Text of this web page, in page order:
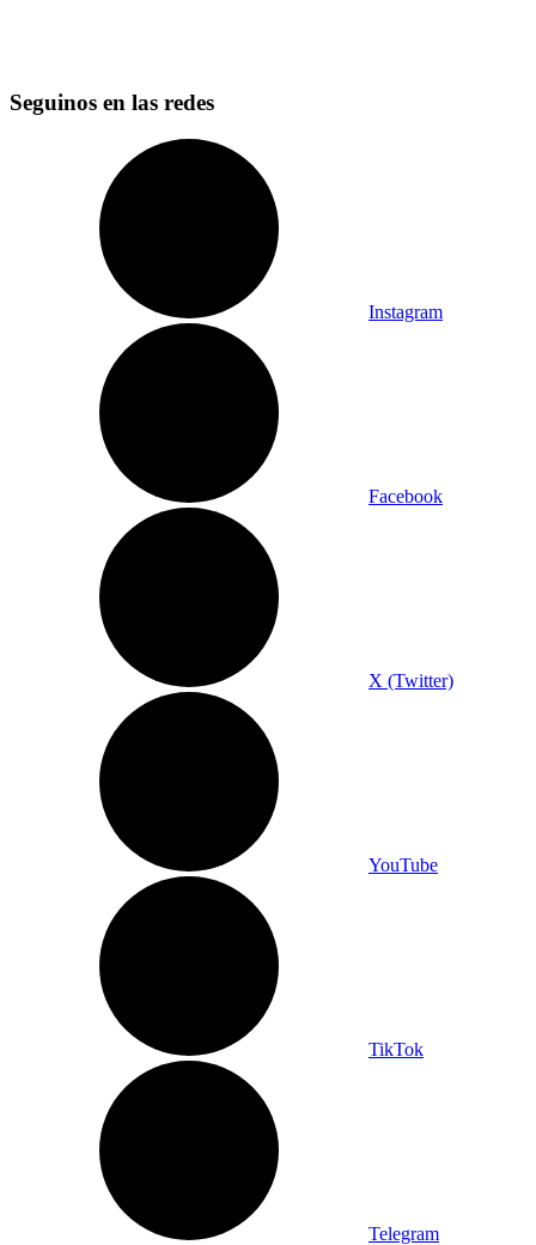
Seguinos en las redes
Instagram
Facebook
X (Twitter)
YouTube
TikTok
Telegram